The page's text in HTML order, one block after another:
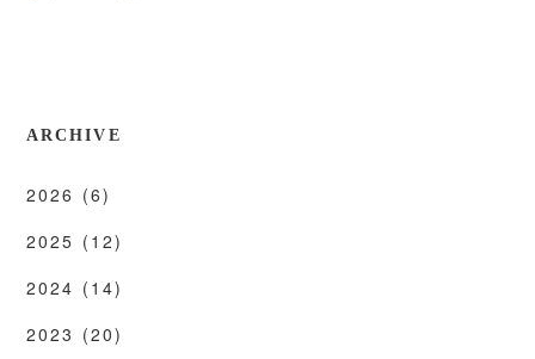
ARCHIVE
2026 (6)
2025 (12)
2024 (14)
2023 (20)